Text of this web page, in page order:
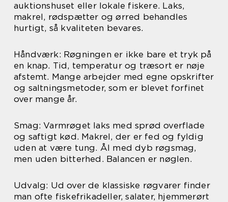
auktionshuset eller lokale fiskere. Laks,
makrel, rødspætter og ørred behandles
hurtigt, så kvaliteten bevares.
Håndværk: Røgningen er ikke bare et tryk på
en knap. Tid, temperatur og træsort er nøje
afstemt. Mange arbejder med egne opskrifter
og saltningsmetoder, som er blevet forfinet
over mange år.
Smag: Varmrøget laks med sprød overflade
og saftigt kød. Makrel, der er fed og fyldig
uden at være tung. Ål med dyb røgsmag,
men uden bitterhed. Balancen er nøglen.
Udvalg: Ud over de klassiske røgvarer finder
man ofte fiskefrikadeller, salater, hjemmerørt